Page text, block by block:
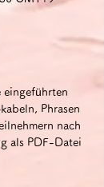
eingeführten
Phrasen
nach
als PDF-Datei